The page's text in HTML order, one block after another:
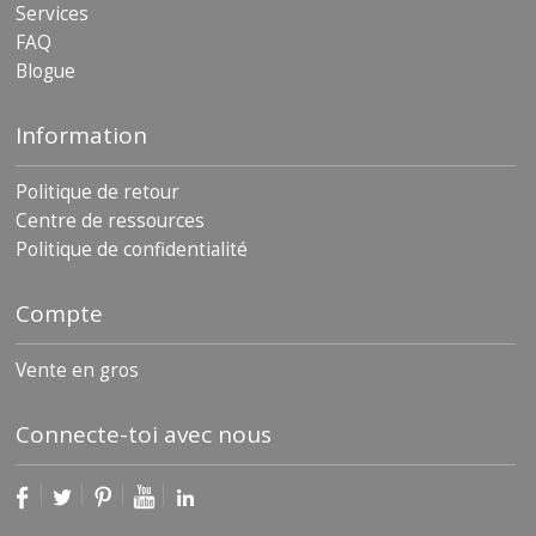
Services
FAQ
Blogue
Information
Politique de retour
Centre de ressources
Politique de confidentialité
Compte
Vente en gros
Connecte-toi avec nous